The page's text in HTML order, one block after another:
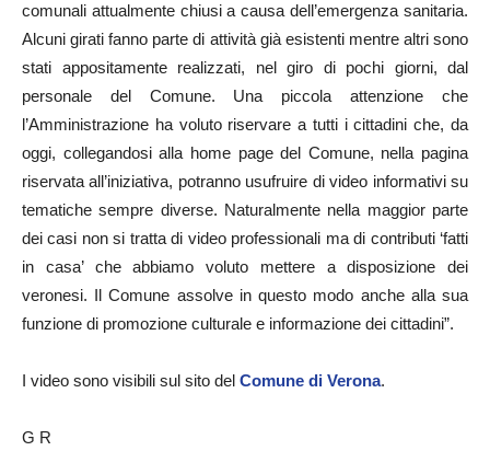
comunali attualmente chiusi a causa dell’emergenza sanitaria.
Alcuni girati fanno parte di attività già esistenti mentre altri sono
stati appositamente realizzati, nel giro di pochi giorni, dal
personale del Comune. Una piccola attenzione che
l’Amministrazione ha voluto riservare a tutti i cittadini che, da
oggi, collegandosi alla home page del Comune, nella pagina
riservata all’iniziativa, potranno usufruire di video informativi su
tematiche sempre diverse. Naturalmente nella maggior parte
dei casi non si tratta di video professionali ma di contributi ‘fatti
in casa’ che abbiamo voluto mettere a disposizione dei
veronesi. Il Comune assolve in questo modo anche alla sua
funzione di promozione culturale e informazione dei cittadini”.
I video sono visibili sul sito del Comune di Verona.
G R